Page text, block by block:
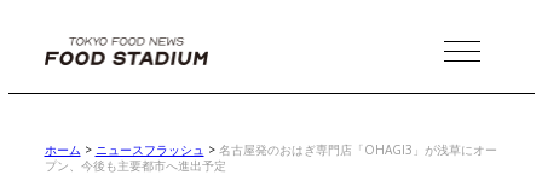
MENU
ホーム > ニュースフラッシュ > 名古屋発のおはぎ専門店「OHAGI3」が浅草にオー
プン、今後も主要都市へ進出予定